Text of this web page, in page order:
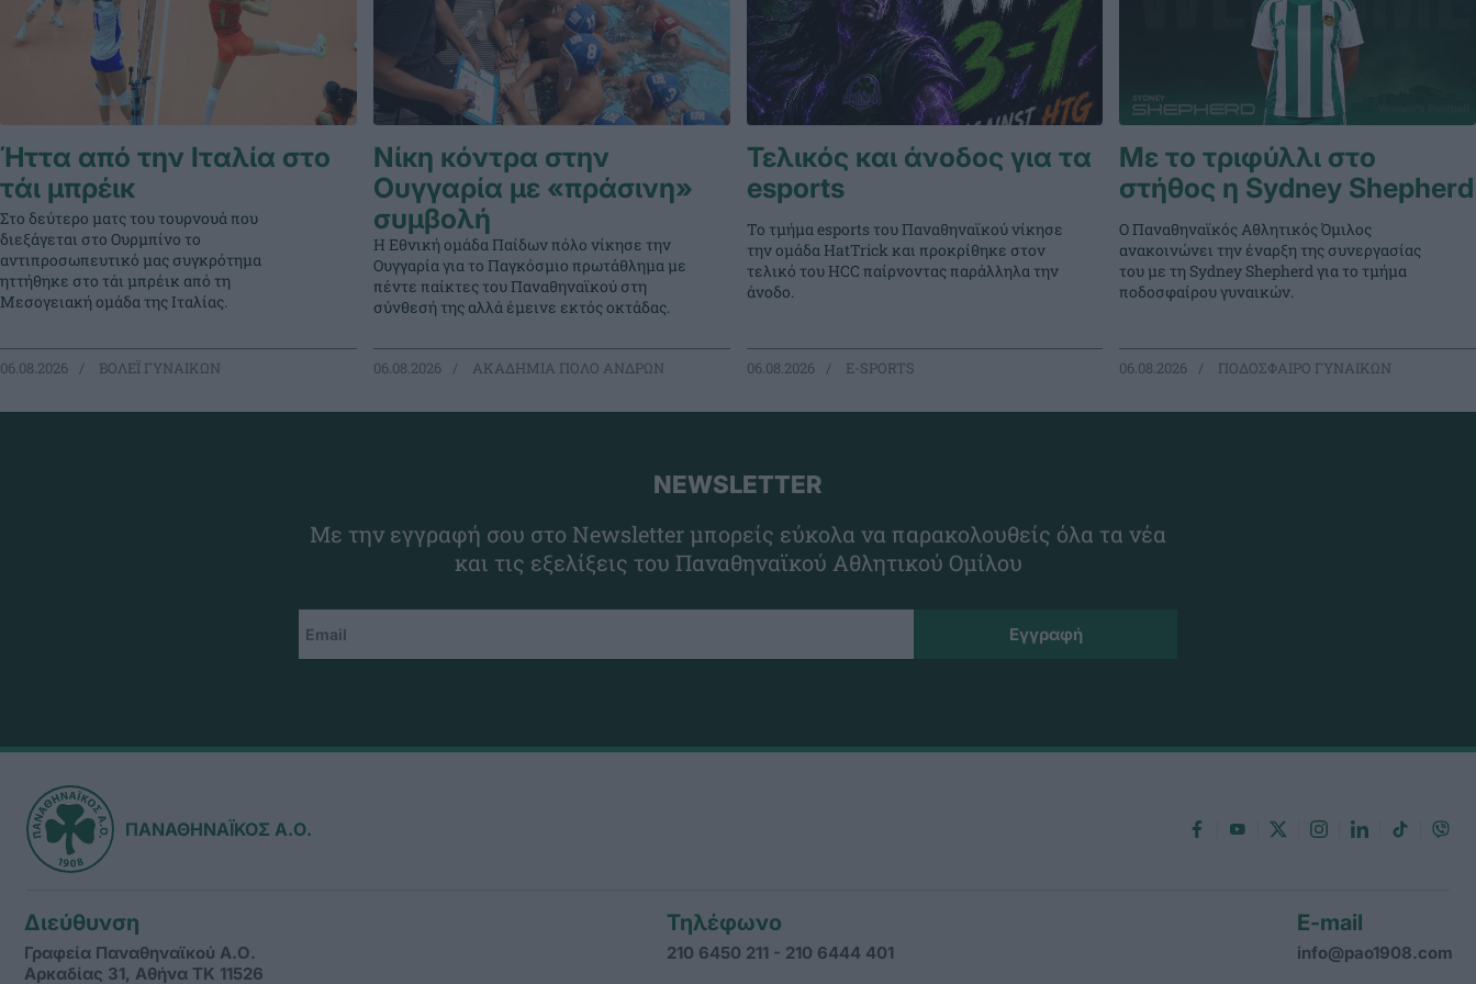
Ήττα από την Ιταλία στο
τάι μπρέικ
Στο δεύτερο ματς του τουρνουά που
διεξάγεται στο Ουρμπίνο το
αντιπροσωπευτικό μας συγκρότημα
ηττήθηκε στο τάι μπρέικ από τη
Μεσογειακή ομάδα της Ιταλίας.
06.08.2026 ΒΟΛΕΪ ΓΥΝΑΙΚΩΝ
Νίκη κόντρα στην
Ουγγαρία με «πράσινη»
συμβολή
Η Εθνική ομάδα Παίδων πόλο νίκησε την
Ουγγαρία για το Παγκόσμιο πρωτάθλημα με
πέντε παίκτες του Παναθηναϊκού στη
σύνθεσή της αλλά έμεινε εκτός οκτάδας.
06.08.2026 ΑΚΑΔΗΜΙΑ ΠΟΛΟ ΑΝΔΡΩΝ
Τελικός και άνοδος για τα
esports
Το τμήμα esports του Παναθηναϊκού νίκησε
την ομάδα HatTrick και προκρίθηκε στον
τελικό του HCC παίρνοντας παράλληλα την
άνοδο.
06.08.2026 E-SPORTS
Με το τριφύλλι στο
στήθος η Sydney Shepherd
Ο Παναθηναϊκός Αθλητικός Όμιλος
ανακοινώνει την έναρξη της συνεργασίας
του με τη Sydney Shepherd για το τμήμα
ποδοσφαίρου γυναικών.
06.08.2026 ΠΟΔΟΣΦΑΙΡΟ ΓΥΝΑΙΚΩΝ
NEWSLETTER
Με την εγγραφή σου στο Newsletter μπορείς εύκολα να παρακολουθείς όλα τα νέα
και τις εξελίξεις του Παναθηναϊκού Αθλητικού Ομίλου
ΠΑΝΑΘΗΝΑΪΚΟΣ Α.Ο.
Διεύθυνση
Γραφεία Παναθηναϊκού Α.Ο.
Αρκαδίας 31, Αθήνα ΤΚ 11526
Τηλέφωνο
210 6450 211 - 210 6444 401
E-mail
info@pao1908.com